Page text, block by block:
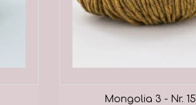
Mongolia 3 - Nr. 15